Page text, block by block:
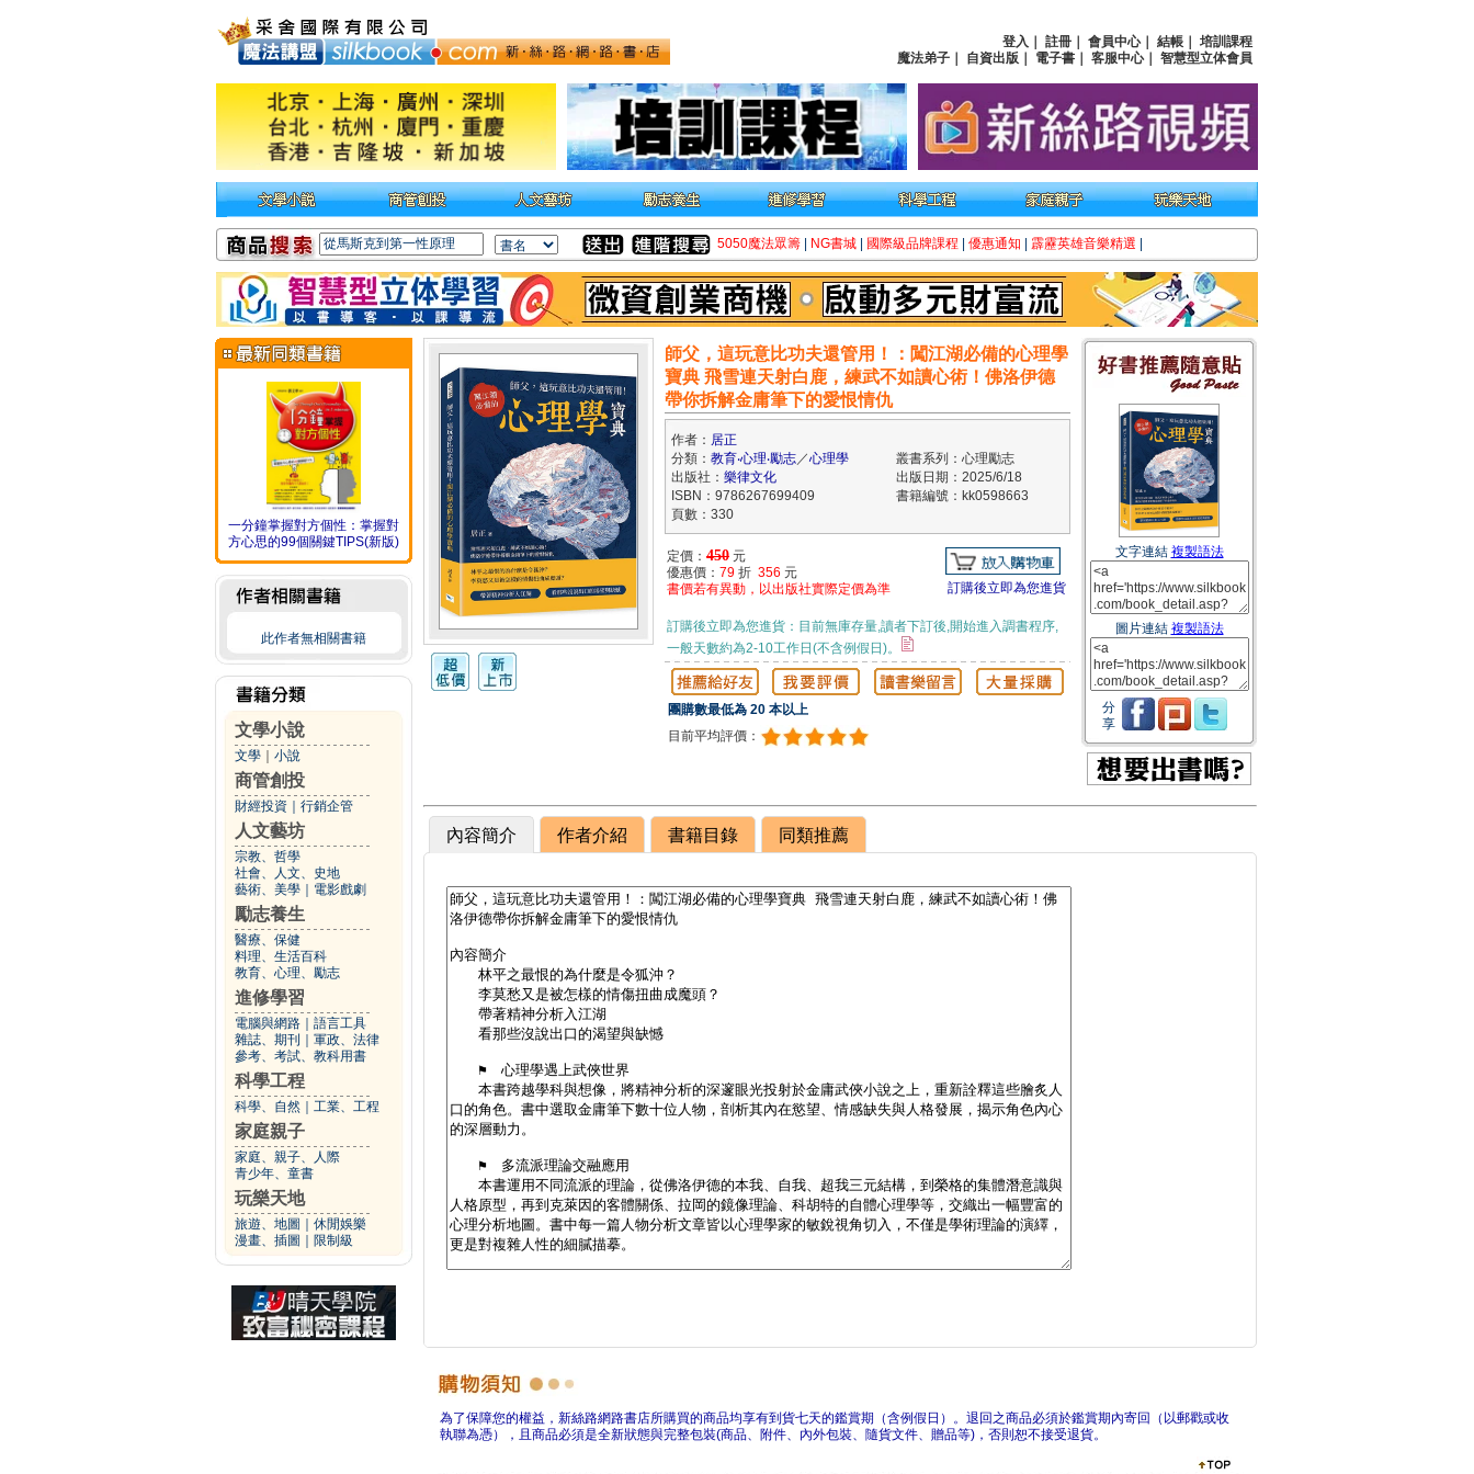
登入 註冊 會員中心｜ 結帳
培訓課程
魔法弟子
自資出版 電子書 客服中心｜ 智慧型立体會員
5050魔法眾籌 NG書城 國際級品牌課程 優惠通知 霹靂英雄音樂精選
一分鐘掌握對方個性：掌握對
方心思的99個關鍵TIPS(新版)
此作者無相關書籍
文學小說
文學 小說
商管創投
財經投資 行銷企管
人文藝坊
宗教、哲學
社會、人文、史地
藝術、美學
電影戲劇
勵志養生
醫療、保健
料理、生活百科
教育、心理、勵志
進修學習
電腦與網路
語言工具
雜誌、期刊
軍政、法律
參考、考試、教科用書
科學工程
科學、自然 工業、工程
家庭親子
家庭、親子、人際
青少年、童書
玩樂天地
旅遊、地圖
休閒娛樂
漫畫、插圖
限制級
師父，這玩意比功夫還管用！：闖江湖必備的心理學
寶典 飛雪連天射白鹿，練武不如讀心術！佛洛伊德
帶你拆解金庸筆下的愛恨情仇
作者： 居正
分類： 教育‧心理‧勵志／心理學
叢書系列：心理勵志
出版社： 樂律文化
出版日期：2025/6/18
ISBN：9786267699409
書籍編號：kk0598663
頁數：330
定價： 450 元
優惠價： 79 折 356 元
書價若有異動，以出版社實際定價為準
訂購後立即為您進貨
訂購後立即為您進貨：目前無庫存量,讀者下訂後,開始進入調書程序,
一般天數約為2-10工作日(不含例假日)。
團購數最低為 20 本以上
目前平均評價：
文字連結 複製語法
圖片連結 複製語法
分
享
內容簡介 作者介紹 書籍目錄 同類推薦
為了保障您的權益，新絲路網路書店所購買的商品均享有到貨七天的鑑賞期（含例假日）。退回之商品必須於鑑賞期內寄回（以郵戳或收
執聯為憑），且商品必須是全新狀態與完整包裝(商品、附件、內外包裝、隨貨文件、贈品等)，否則恕不接受退貨。